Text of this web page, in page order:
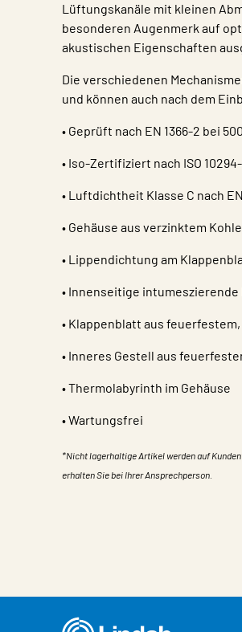
Lüftungskanäle mit kleinen
besonderen Augenmerk auf
akustischen Eigenschaften
Die verschiedenen
und können auch nach dem
• Geprüft nach EN 1366-2 bei
• Iso-Zertifiziert nach ISO
• Luftdichtheit Klasse C nach EN
• Gehäuse aus verzinktem
• Lippendichtung am
• Innenseitige
• Klappenblatt aus
• Inneres Gestell aus
• Thermolabyrinth im Gehäuse​​
• Wartungsfrei​​
*Nicht lagerhaltige Artikel werden auf
erhalten Sie bei Ihrer Ansprechperson.